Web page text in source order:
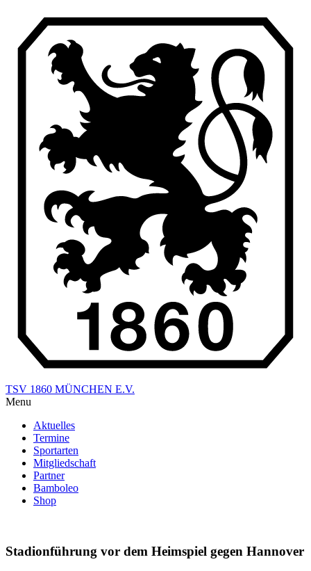
TSV 1860 MÜNCHEN E.V.
Menu
Aktuelles
Termine
Sportarten
Mitgliedschaft
Partner
Bamboleo
Shop
Stadionführung vor dem Heimspiel gegen Hannover